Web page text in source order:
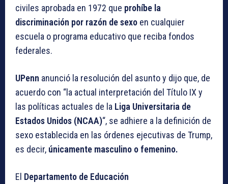
civiles aprobada en 1972 que prohíbe la
discriminación por razón de sexo en cualquier
escuela o programa educativo que reciba fondos
federales.
UPenn anunció la resolución del asunto y dijo que, de
acuerdo con “la actual interpretación del Título IX y
las políticas actuales de la Liga Universitaria de
Estados Unidos (NCAA)“, se adhiere a la definición de
sexo establecida en las órdenes ejecutivas de Trump,
es decir, únicamente masculino o femenino.
El Departamento de Educación